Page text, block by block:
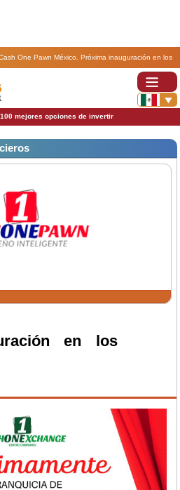
One Pawn México. Próxima inauguración en los
mejores opciones de invertir
en los